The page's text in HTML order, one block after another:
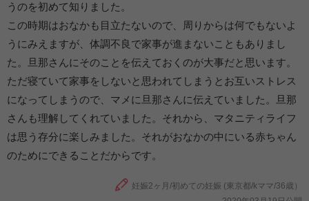
うのを初めて知りました。
この時期はおなかも目立たないので、周りからは何でもないよ
うにみえますが、体調不良で家事が進まないこともありまし
た。旦那さんにそのことを伝えておくのが大事だと思います。
ただ寝ていて家事をしないと思われてしまうとお互いストレス
になってしまうので、マメに旦那さんに伝えていました。旦那
さんも理解してくれていました。それから、マタニティライフ
は思う存分に楽しみました。それがおなかの中にいる赤ちゃん
のためにできることだからです。
妊娠2ヶ月/初めての妊娠 (東京都/kママ/36歳）